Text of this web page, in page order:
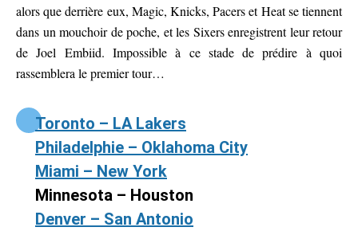
alors que derrière eux, Magic, Knicks, Pacers et Heat se tiennent
dans un mouchoir de poche, et les Sixers enregistrent leur retour
de Joel Embiid. Impossible à ce stade de prédire à quoi
rassemblera le premier tour…
Toronto – LA Lakers
Philadelphie – Oklahoma City
Miami – New York
Minnesota – Houston
Denver – San Antonio